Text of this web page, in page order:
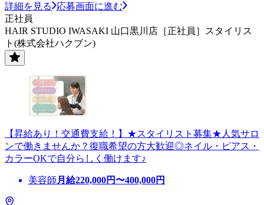
詳細を見る
応募画面に進む
正社員
HAIR STUDIO IWASAKI 山口黒川店［正社員］スタイリス
ト(株式会社ハクブン)
【昇給あり！交通費支給！】★スタイリスト募集★人気サロ
ンで働きませんか？復職希望の方大歓迎◎ネイル・ピアス・
カラーOKで自分らしく働けます♪
美容師 月給220,000円〜400,000円